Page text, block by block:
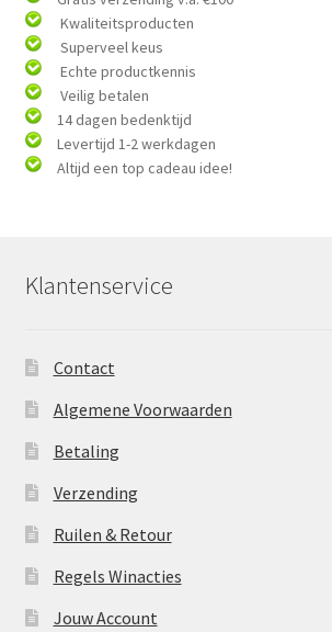
Kwaliteitsproducten
Superveel keus
Echte productkennis
Veilig betalen
14 dagen bedenktijd
Levertijd 1-2 werkdagen
Altijd een top cadeau idee!
Klantenservice
Contact
Algemene Voorwaarden
Betaling
Verzending
Ruilen & Retour
Regels Winacties
Jouw Account